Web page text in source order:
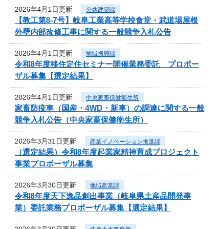
2026年4月1日更新 公共建築課
【教工第8-7号】岐阜工業高等学校食堂・武道場屋根
外壁内部改修工事に関する一般競争入札公告
2026年4月1日更新 地域振興課
令和8年度移住定住セミナー開催業務委託 プロポー
ザル募集【選定結果】
2026年4月1日更新 中央家畜保健衛生所
家畜防疫車（国産・4WD・新車）の調達に関する一般
競争入札公告（中央家畜保健衛生所）
2026年3月31日更新 産業イノベーション推進課
（選定結果）令和8年度起業家精神育成プロジェクト
事業プロポーザル募集
2026年3月30日更新 地域産業課
令和8年度天下逸品創出事業（岐阜県土産品開発事
業）委託業務プロポーザル募集【選定結果】